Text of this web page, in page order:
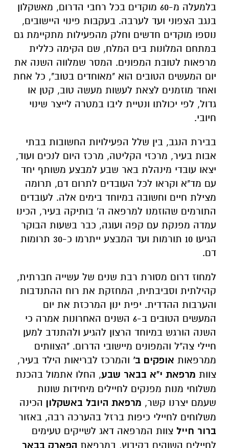
בלמעלה מ-60 מוקדים בכל רחבי הדרום, מאשקלון
בנגב הצפוני ועד לערבה. בעקבות פינוי היישובים,
נוספו מוקדים חדשים וחלק מהפעילות מתקיימת גם
במתחם המלונות בים המלח, שם הקימה כללית
מרפאות לטובת המפונים. המסר שמלווה השנה את
יום המעשים הטובים הוא "מאוחדים בטוב", כל אחת
ואחד מוזמנים לצאת לעשות מעשה טוב, קטן או
גדול, לפי יכולתו ונטיית ליבו במטרה לייצר שינוי
חיובי.
בבירת הנגב, בין שלל הפעילויות החשובות בבתי
אבות בעיר, מרכזי הקליטה, מרכז היום לנכים ועוד,
יצאו עובדי מינהלת באר שבע למבצע משותף יחד
עם מד"א וקראו לכל העובדים לתרום דם, תרומה
מצילת חיים וחשובה במיוחד בימים אלה. לעובדים
התורמים שהוזמנו למרפאה ה' בותיקה בעיר, הכינו
עמדה מפנקת עם קפה ועוגה, כבר בשעות הבוקר
הגיעו 10 תורמות ועד המבצע ייתרמו כ-30 תרומות
דם.
למחוז דרום מסורת רבת שנים של עשייה חברתית,
קהילתית וסביבתית, המחזקת את רוח ההתנדבות
והערבות ההדדית. יפית ינון המרכזת את יום
המעשים הטובים ב-6 השנים האחרונות אמרה כי
השנה הורגש במיוחד הרצון להגיע ולהתנדב למען
חיילי צה"ל והמפונים מיישובי הדרום. "הצוותים
ממרפאות אופקים ב' והמרכז לבריאות הילד בעיר,
צוות מרפאת י"א בבאר שבע, החלו אתמול בהכנת
משלוחי מנות מפנקים לחיילים מיחידות שונות
שעמם יצרנו קשר, מרפאת היובל באשקלון הכינה
משלוחים לחיילי כיפות ברזל בהערכה רבה, באזור
ברור חייל צוות המרפאה דאג לשייקים טעימים
לחיילים השוהים בקיבוץ, במרפאת